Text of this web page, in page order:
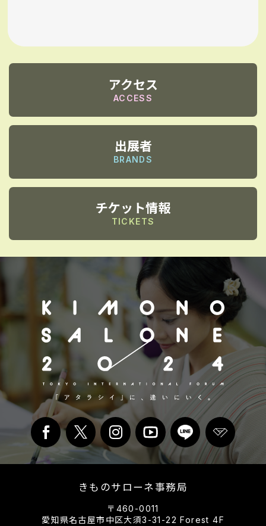
アクセス
ACCESS
出展者
BRANDS
チケット情報
TICKETS
きものサローネ事務局
〒460-0011
愛知県名古屋市中区大須3-31-22 Forest 4F